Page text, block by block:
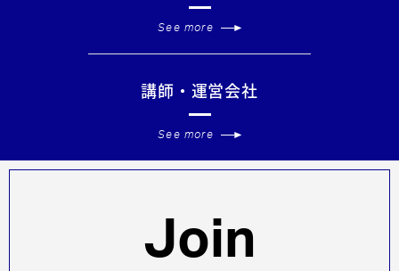
See more
講師・運営会社
See more
Join